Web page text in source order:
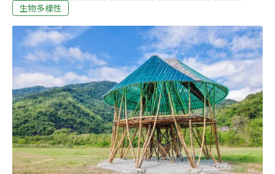
生建築在不需開空調的情況下，可長年維持室內，比開空
節、適應環境變遷的仿生建築，成為建築業永續設計的新
趨勢。
生物多樣性